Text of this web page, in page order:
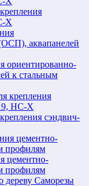
X
ориентированно-
к стальным
сэндвич-
цементно-
профилям
Саморезы